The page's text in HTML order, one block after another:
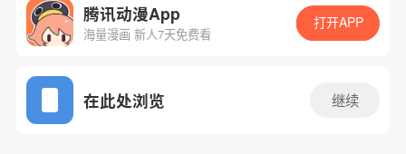
App免费看
腾讯动漫App
海量漫画 新人7天免费看
打开APP
在此处浏览 继续